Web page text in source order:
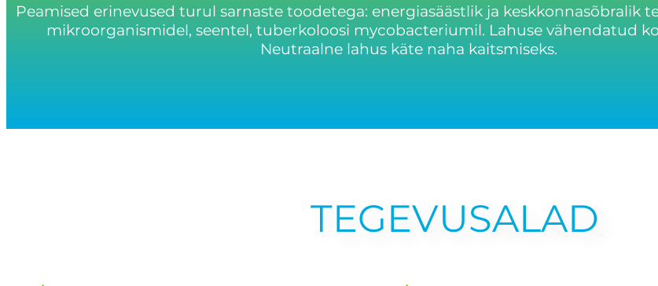
Peamised erinevused turul sarnaste toodetega: energiasäästlik ja keskkonnasõbralik
mikroorganismidel, seentel, tuberkoloosi mycobacteriumil. Lahuse vähendatud
Neutraalne lahus käte naha kaitsmiseks.
TEGEVUSALAD